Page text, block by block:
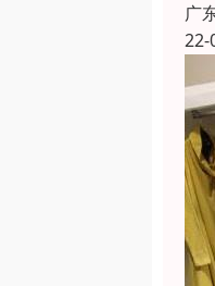
广
22-